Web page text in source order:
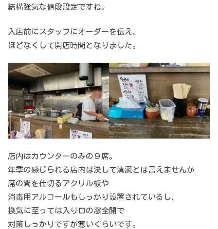
結構強気な値段設定ですね。
入店前にスタッフにオーダーを伝え、
ほどなくして開店時間となりました。
店内はカウンターのみの９席。
年季の感じられる店内は決して清潔とは言えませんが
席の間を仕切るアクリル板や
消毒用アルコールもしっかり設置されているし、
換気に至っては入り口の窓全開で
対策しっかりですが寒いぐらいです。